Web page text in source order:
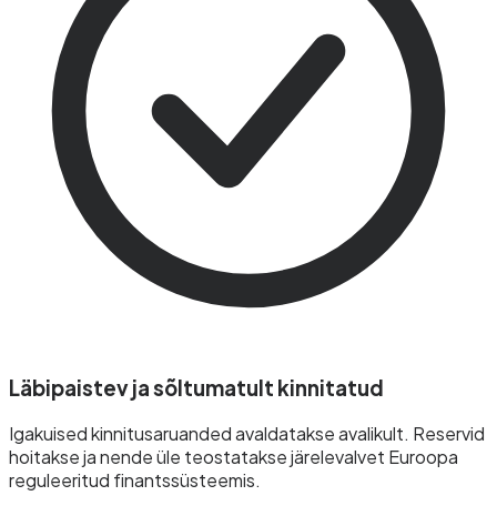
Läbipaistev ja sõltumatult kinnitatud
Igakuised kinnitusaruanded avaldatakse avalikult. Reservid
hoitakse ja nende üle teostatakse järelevalvet Euroopa
reguleeritud finantssüsteemis.